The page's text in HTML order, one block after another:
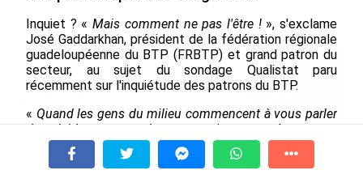
INTERVIEW. À Wallis-et-Futuna, un
tourisme authentique et durable en
le 04/08/2026
Prix à la consommation en juin 2026 :
progression en Guadeloupe, recul en
À la une Tv Radio A Propos
Inquiet ? «Mais comment ne pas l'être !», s'exclame
José Gaddarkhan, président de la fédération régionale
guadeloupéenne du BTP (FRBTP) et grand patron du
secteur, au sujet du sondage Qualistat paru
récemment sur l'inquiétude des patrons du BTP.
« Quand les gens du milieu commencent à vous parler
de suicide, on se rend compte qu'on a passé un cap
s'alarme José Gaddarkhan, pour qui le secteur multiplie
les difficultés, y compris pour les grosses entreprises.